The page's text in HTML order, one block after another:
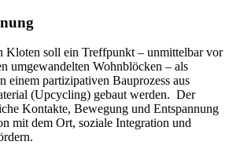
Kloten soll ein Treffpunkt – unmittelbar vor
umgewandelten Wohnblöcken – als
einem partizipativen Bauprozess aus
(Upcycling) gebaut werden. Der
Kontakte, Bewegung und Entspannung
mit dem Ort, soziale Integration und